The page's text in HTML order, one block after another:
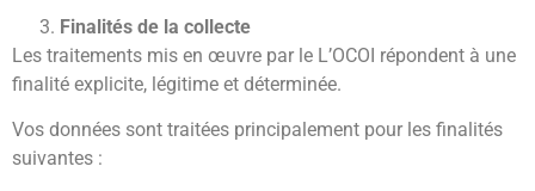
Finalités de la collecte
Les traitements mis en œuvre par le L’OCOI répondent à une
finalité explicite, légitime et déterminée.
Vos données sont traitées principalement pour les finalités
suivantes :